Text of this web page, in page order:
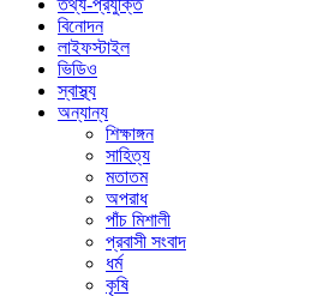
তথ্য-প্রযুক্তি
বিনোদন
লাইফস্টাইল
ভিডিও
স্বাস্থ্য
অন্যান্য
শিক্ষাঙ্গন
সাহিত্য
মতাতম
অপরাধ
পাঁচ মিশালী
প্রবাসী সংবাদ
ধর্ম
কৃষি